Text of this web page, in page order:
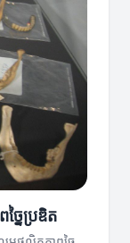
ៃប្រឌិត